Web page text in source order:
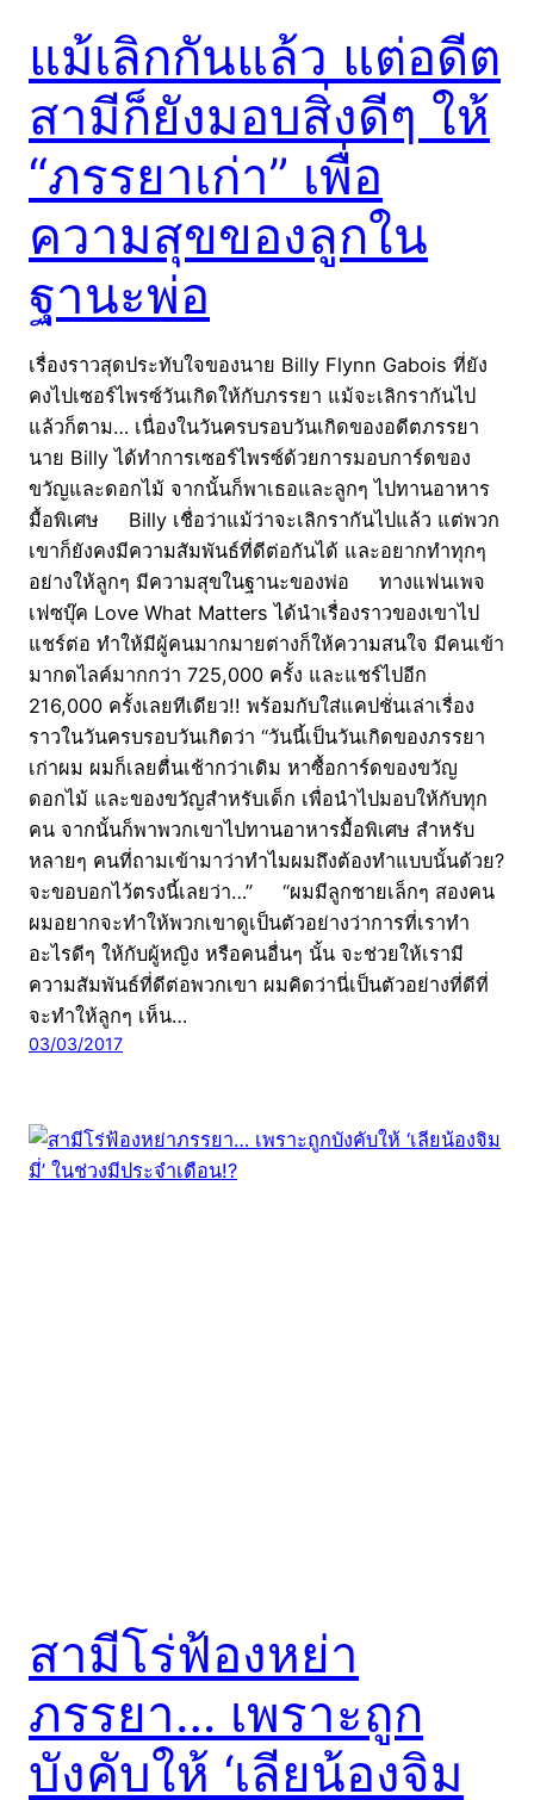
แม้เลิกกันแล้ว แต่อดีต
สามีก็ยังมอบสิ่งดีๆ ให้
“ภรรยาเก่า” เพื่อ
ความสุขของลูกใน
ฐานะพ่อ
เรื่องราวสุดประทับใจของนาย Billy Flynn Gabois ที่ยัง
คงไปเซอร์ไพรซ์วันเกิดให้กับภรรยา แม้จะเลิกรากันไป
แล้วก็ตาม… เนื่องในวันครบรอบวันเกิดของอดีตภรรยา
นาย Billy ได้ทำการเซอร์ไพรซ์ด้วยการมอบการ์ดของ
ขวัญและดอกไม้ จากนั้นก็พาเธอและลูกๆ ไปทานอาหาร
มื้อพิเศษ Billy เชื่อว่าแม้ว่าจะเลิกรากันไปแล้ว แต่พวก
เขาก็ยังคงมีความสัมพันธ์ที่ดีต่อกันได้ และอยากทำทุกๆ
อย่างให้ลูกๆ มีความสุขในฐานะของพ่อ ทางแฟนเพจ
เฟซบุ๊ค Love What Matters ได้นำเรื่องราวของเขาไป
แชร์ต่อ ทำให้มีผู้คนมากมายต่างก็ให้ความสนใจ มีคนเข้า
มากดไลค์มากกว่า 725,000 ครั้ง และแชร์ไปอีก
216,000 ครั้งเลยทีเดียว!! พร้อมกับใส่แคปชั่นเล่าเรื่อง
ราวในวันครบรอบวันเกิดว่า “วันนี้เป็นวันเกิดของภรรยา
เก่าผม ผมก็เลยตื่นเช้ากว่าเดิม หาซื้อการ์ดของขวัญ
ดอกไม้ และของขวัญสำหรับเด็ก เพื่อนำไปมอบให้กับทุก
คน จากนั้นก็พาพวกเขาไปทานอาหารมื้อพิเศษ สำหรับ
หลายๆ คนที่ถามเข้ามาว่าทำไมผมถึงต้องทำแบบนั้นด้วย?
จะขอบอกไว้ตรงนี้เลยว่า…” “ผมมีลูกชายเล็กๆ สองคน
ผมอยากจะทำให้พวกเขาดูเป็นตัวอย่างว่าการที่เราทำ
อะไรดีๆ ให้กับผู้หญิง หรือคนอื่นๆ นั้น จะช่วยให้เรามี
ความสัมพันธ์ที่ดีต่อพวกเขา ผมคิดว่านี่เป็นตัวอย่างที่ดีที่
จะทำให้ลูกๆ เห็น…
03/03/2017
สามีโร่ฟ้องหย่า
ภรรยา… เพราะถูก
บังคับให้ ‘เลียน้องจิม